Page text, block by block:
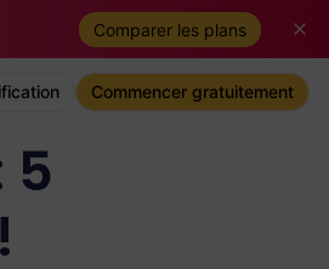
Comparer les plans
Commencer gratuitement
5